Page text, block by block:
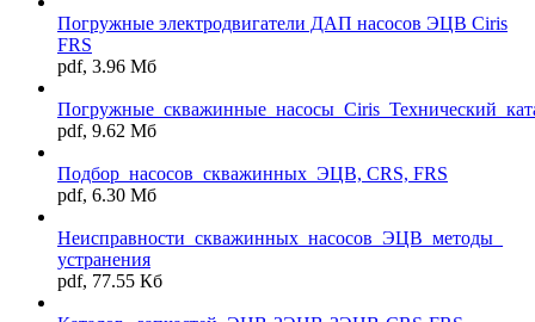
Погружные электродвигатели ДАП насосов ЭЦВ Ciris
FRS
pdf, 3.96 Мб
pdf, 9.62 Мб
Подбор_насосов_скважинных_ЭЦВ, CRS, FRS
pdf, 6.30 Мб
Неисправности_скважинных_насосов_ЭЦВ_методы_
устранения
pdf, 77.55 Кб